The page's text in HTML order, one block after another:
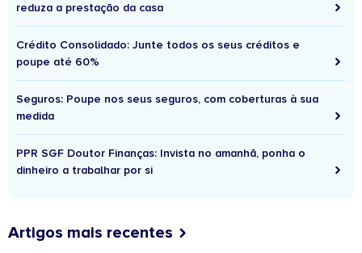
reduza a prestação da casa
Crédito Consolidado: Junte todos os seus créditos e
poupe até 60%
Seguros: Poupe nos seus seguros, com coberturas à sua
medida
PPR SGF Doutor Finanças: Invista no amanhã, ponha o
dinheiro a trabalhar por si
Artigos mais recentes